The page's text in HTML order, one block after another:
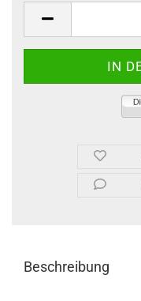
Beschreibung